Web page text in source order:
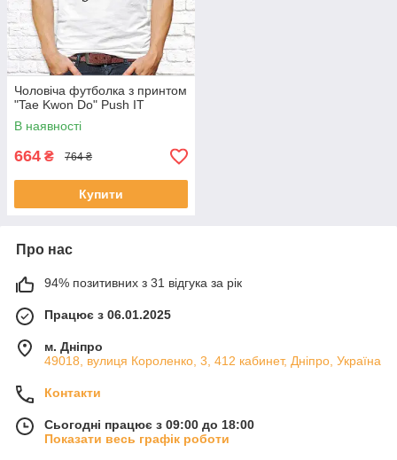
Чоловіча футболка з принтом
"Tae Kwon Do" Push IT
В наявності
664 ₴ 764 ₴
Купити
Про нас
94% позитивних з 31 відгука за рік
Працює з 06.01.2025
м. Дніпро
49018, вулиця Короленко, 3, 412 кабинет, Дніпро, Україна
Контакти
Сьогодні працює з 09:00 до 18:00
Показати весь графік роботи